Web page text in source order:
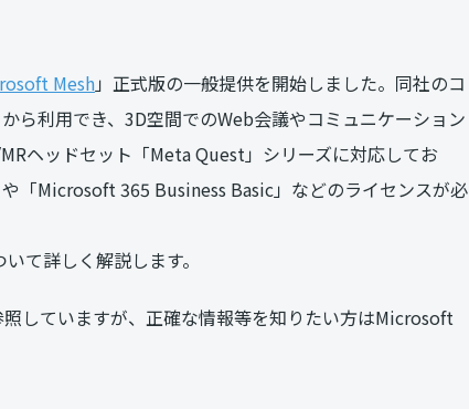
Mesh」正式版の一般提供を開始しました。同社のコ
から利用でき、3D空間でのWeb会議やコミュニケーション
ヘッドセット「Meta Quest」シリーズに対応してお
「Microsoft 365 Business Basic」などのライセンスが必
て詳しく解説します。
していますが、正確な情報等を知りたい方はMicrosoft